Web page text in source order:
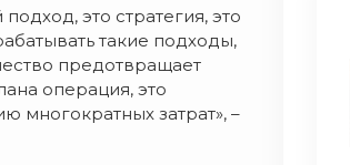
это стратегия, это
такие подходы,
предотвращает
операция, это
многократных затрат», –